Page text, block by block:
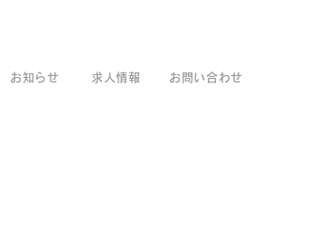
お知らせ 求人情報 お問い合わせ